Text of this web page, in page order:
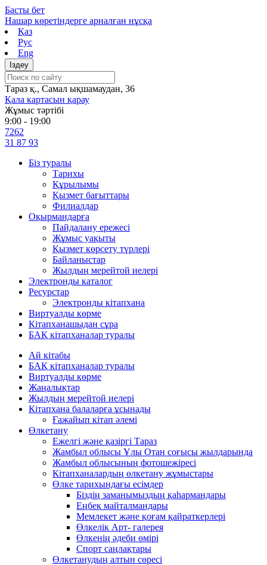
Skip
to
content
Басты бет
Нашар көретіндерге арналған нұсқа
Қаз
Рус
Eng
Тараз қ., Самал ықшамаудан, 36
Қала картасын қарау
Жұмыс тәртібі
9:00 - 19:00
7262
31 87 93
Біз туралы
Тарихы
Құрылымы
Қызмет бағыттары
Филиалдар
Оқырмандарға
Пайдалану ережесі
Жұмыс уақыты
Қызмет көрсету түрлері
Байланыстар
Жылдың мерейтой иелері
Электронды каталог
Ресурстар
Электронды кітапхана
Виртуалды көрме
Кітапханашыдан сұра
БАҚ кітапханалар туралы
Ай кітабы
БАҚ кітапханалар туралы
Виртуалды көрме
Жаңалықтар
Жылдың мерейтой иелері
Кітапхана балаларға ұсынады
Ғажайып кітап әлемі
Өлкетану
Ежелгі және қазіргі Тараз
Жамбыл облысы Ұлы Отан соғысы жылдарында
Жамбыл облысының фотошежіресі
Кітапханалардың өлкетану жұмыстары
Өлке тарихындағы есімдер
Біздің заманымыздың қаһармандары
Еңбек майталмандары
Мемлекет және қоғам қайраткерлері
Өлкелік Арт- галерея
Өлкенің әдеби өмірі
Спорт саңлақтары
Өлкетанудың алтын сөресі